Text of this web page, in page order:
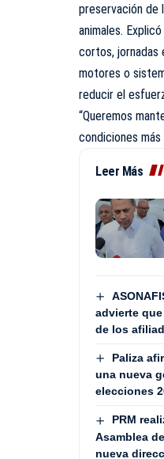
preservación de
animales.
cortos, jornadas
motores o
reducir el
“Queremos
condiciones más
Leer Más
advierte
de los
Paliza
una nueva
elecciones
PRM
Asamblea
nueva